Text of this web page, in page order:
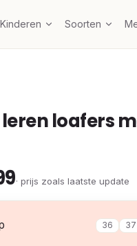
Kinderen Soorten
loafers
· prijs zoals laatste update
36 37